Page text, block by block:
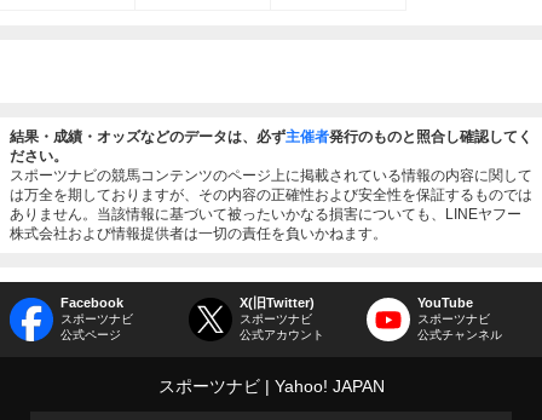
結果・成績・オッズなどのデータは、必ず主催者発行のものと照合し確認してく
ださい。
スポーツナビの競馬コンテンツのページ上に掲載されている情報の内容に関して
は万全を期しておりますが、その内容の正確性および安全性を保証するものでは
ありません。当該情報に基づいて被ったいかなる損害についても、LINEヤフー
株式会社および情報提供者は一切の責任を負いかねます。
Facebook
スポーツナビ
公式ページ
X(旧Twitter)
スポーツナビ
公式アカウント
YouTube
スポーツナビ
公式チャンネル
スポーツナビ Yahoo! JAPAN